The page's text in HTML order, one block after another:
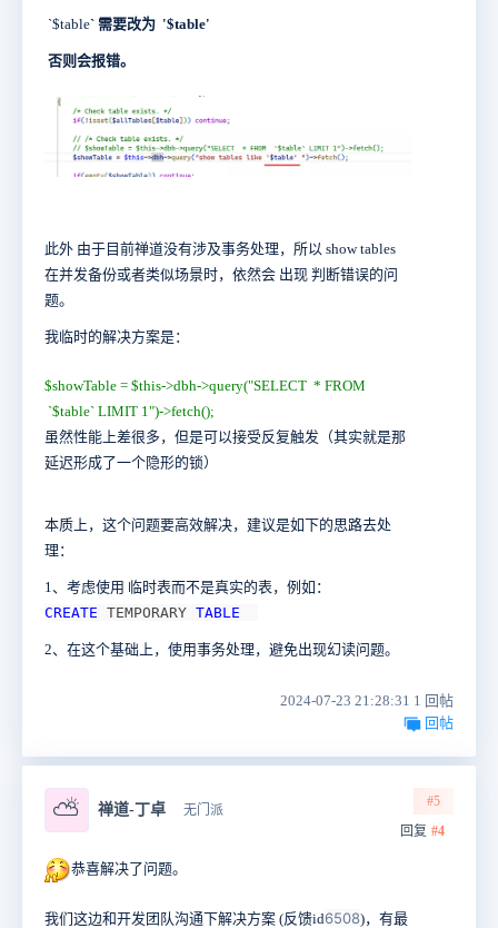
`$table` 需要改为 '$table'
否则会报错。
此外 由于目前禅道没有涉及事务处理，所以 show tables
在并发备份或者类似场景时，依然会 出现 判断错误的问
题。
我临时的解决方案是：
$showTable = $this->dbh->query("SELECT * FROM
`$table` LIMIT 1")->fetch();
虽然性能上差很多，但是可以接受反复触发（其实就是那
延迟形成了一个隐形的锁）
本质上，这个问题要高效解决，建议是如下的思路去处
理：
1、考虑使用 临时表而不是真实的表，例如：
CREATE TEMPORARY TABLE
2、在这个基础上，使用事务处理，避免出现幻读问题。
2024-07-23 21:28:31 1 回帖
回帖
⛅ 禅道-丁卓 无门派
#5
回复 #4
恭喜解决了问题。
我们这边和开发团队沟通下解决方案 (反馈id6508)，有最